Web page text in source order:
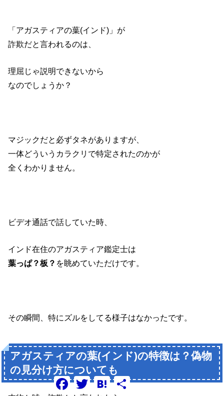
「アガスティアの葉(インド)」が
詐欺だと言われるのは、
理屈じゃ説明できないから
なのでしょうか？
マジックだと必ずタネがありますが、
一体どういうカラクリで特定されたのかが
全くわかりません。
ビデオ通話で話していた時、
インド在住のアガスティア鑑定士は
葉っぱ？板？ を眺めていただけです。
その瞬間、特にズルをしてる様子はなかったです。
アガスティアの葉(インド)の特徴は？偽物
の見分け方についても
F
T
H
共